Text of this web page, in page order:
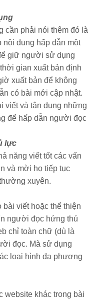
cần phải nói thêm đó là
nội dung hấp dẫn một
giữ người sử dụng
gian xuất bản định
xuất bản để không
có bài mới cập nhật.
viết và tận dụng những
để hấp dẫn người đọc
lực
năng viết tốt các vấn
và mời họ tiếp tục
xuyên.
viết hoặc thể thiện
người đọc hứng thú
chỉ toàn chữ (dù là
đọc. Mà sử dụng
loại hình đa phương
website khác trong bài